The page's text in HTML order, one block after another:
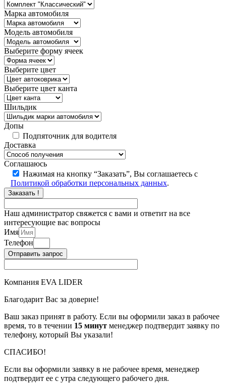
Марка автомобиля
Модель автомобиля
Выберите форму ячеек
Выберите цвет
Выберите цвет канта
Шильдик
Допы
Подпяточник для водителя
Доставка
Соглашаюсь
Нажимая на кнопку “Заказать”, Вы соглашаетесь с
Политикой обработки персональных данных.
Заказать !
Наш администратор свяжется с вами и ответит на все
интересующие вас вопросы
Имя
Телефон
Отправить запрос
Компания EVA LIDER
Благодарит Вас за доверие!
Ваш заказ принят в работу. Если вы оформили заказ в рабочее
время, то в течении 15 минут менеджер подтвердит заявку по
телефону, который Вы указали!
СПАСИБО!
Если вы оформили заявку в не рабочее время, менеджер
подтвердит ее с утра следующего рабочего дня.